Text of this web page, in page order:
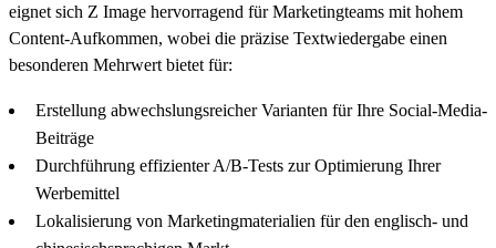
eignet sich Z Image hervorragend für Marketingteams mit hohem
Content-Aufkommen, wobei die präzise Textwiedergabe einen
besonderen Mehrwert bietet für:
Erstellung abwechslungsreicher Varianten für Ihre Social-Media-
Beiträge
Durchführung effizienter A/B-Tests zur Optimierung Ihrer
Werbemittel
Lokalisierung von Marketingmaterialien für den englisch- und